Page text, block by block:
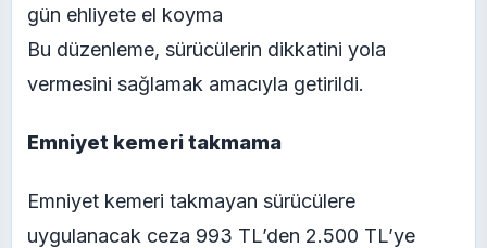
gün ehliyete el koyma
Bu düzenleme, sürücülerin dikkatini yola
vermesini sağlamak amacıyla getirildi.
Emniyet kemeri takmama
Emniyet kemeri takmayan sürücülere
uygulanacak ceza 993 TL’den 2.500 TL’ye